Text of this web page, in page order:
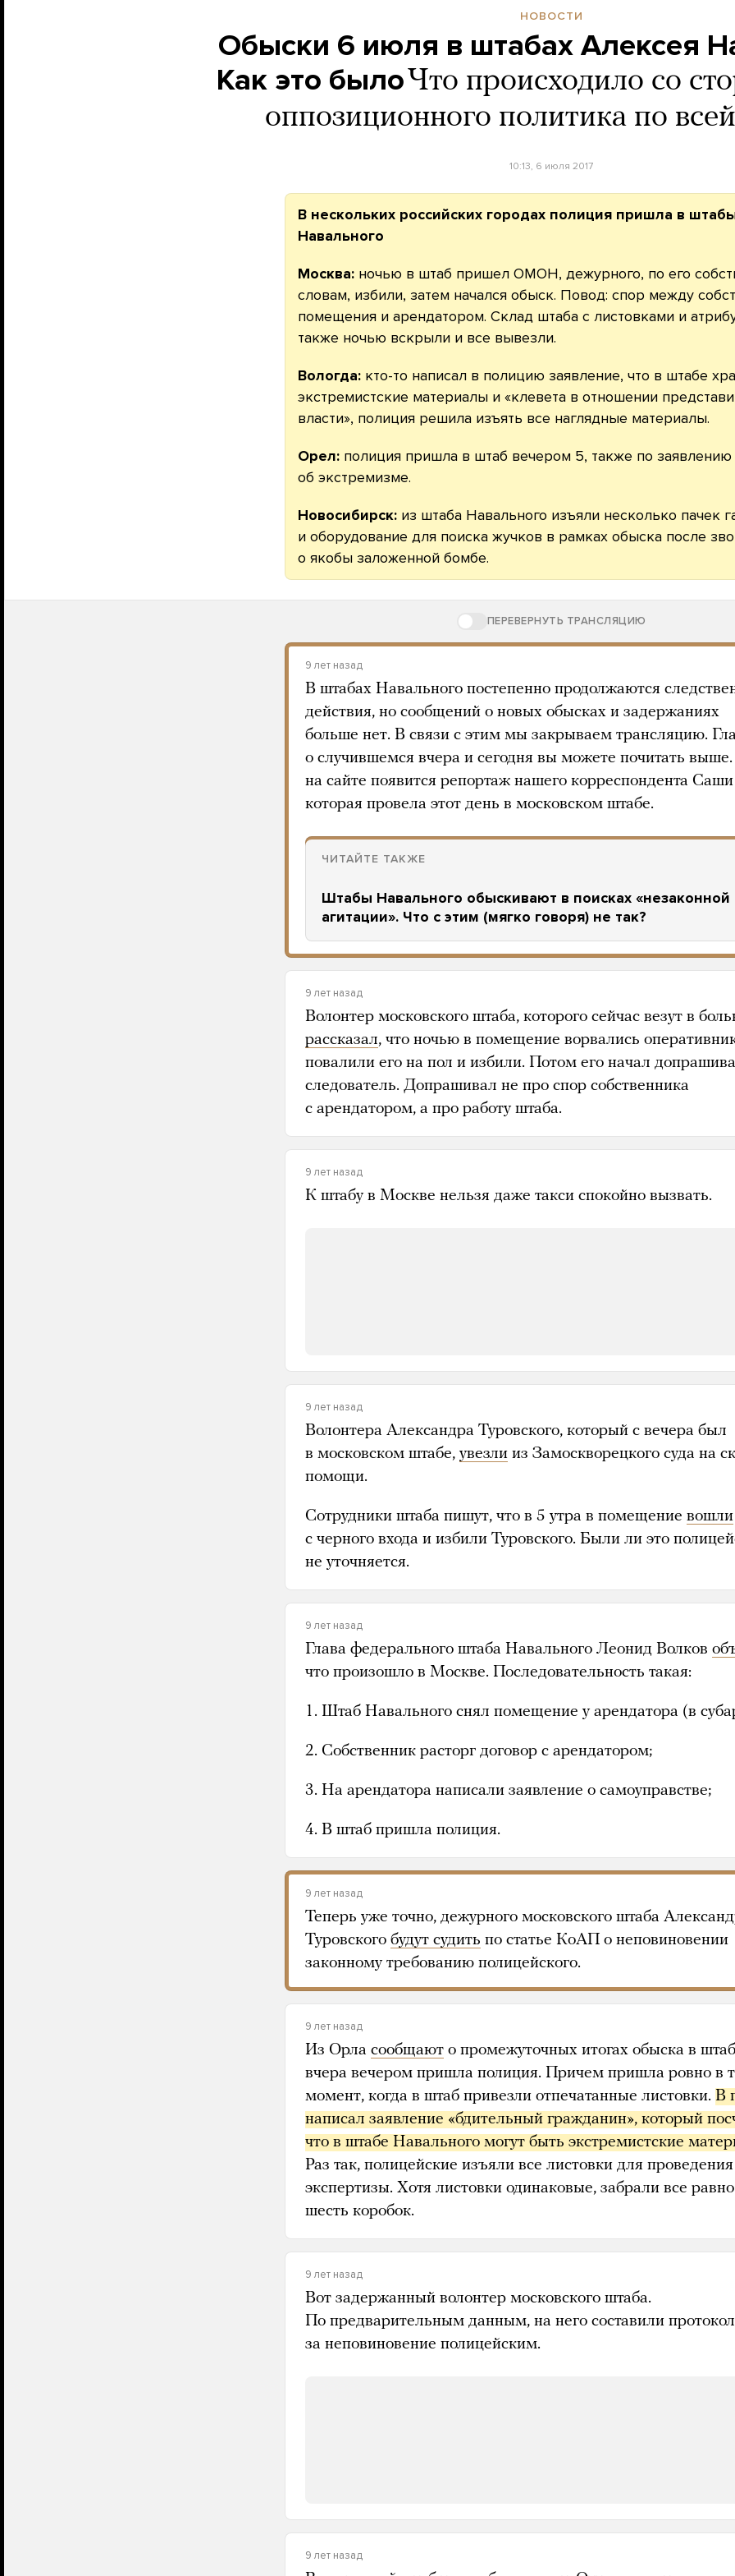
НОВОСТИ
Обыски 6 июля в штабах Алексея
Как это было Что происходило со
оппозиционного политика по
10:13, 6 июля 2017
В нескольких российских городах полиция пришла в
Навального
Москва: ночью в штаб пришел ОМОН, дежурного, по его
словам, избили, затем начался обыск. Повод: спор между
помещения и арендатором. Склад штаба с листовками и
также ночью вскрыли и все вывезли.
Вологда: кто-то написал в полицию заявление, что в штабе
экстремистские материалы и «клевета в отношении
власти», полиция решила изъять все наглядные материалы.
Орел: полиция пришла в штаб вечером 5, также по заявлению
об экстремизме.
Новосибирск: из штаба Навального изъяли несколько пачек
и оборудование для поиска жучков в рамках обыска после
о якобы заложенной бомбе.
ПЕРЕВЕРНУТЬ ТРАНСЛЯЦИЮ
9 лет назад
В штабах Навального постепенно продолжаются
действия, но сообщений о новых обысках и задержаниях
больше нет. В связи с этим мы закрываем трансляцию.
о случившемся вчера и сегодня вы можете почитать
на сайте появится репортаж нашего корреспондента
которая провела этот день в московском штабе.
ЧИТАЙТЕ ТАКЖЕ
Штабы Навального обыскивают в поисках «незаконной
агитации». Что с этим (мягко говоря) не так?
9 лет назад
Волонтер московского штаба, которого сейчас везут в
рассказал, что ночью в помещение ворвались
повалили его на пол и избили. Потом его начал
следователь. Допрашивал не про спор собственника
с арендатором, а про работу штаба.
9 лет назад
К штабу в Москве нельзя даже такси спокойно вызвать.
9 лет назад
Волонтера Александра Туровского, который с вечера был
в московском штабе, увезли из Замоскворецкого суда на
помощи.
Сотрудники штаба пишут, что в 5 утра в помещение вошли
с черного входа и избили Туровского. Были ли это
не уточняется.
9 лет назад
Глава федерального штаба Навального Леонид Волков
что произошло в Москве. Последовательность такая:
1. Штаб Навального снял помещение у арендатора (в
2. Собственник расторг договор с арендатором;
3. На арендатора написали заявление о самоуправстве;
4. В штаб пришла полиция.
9 лет назад
Теперь уже точно, дежурного московского штаба
Туровского будут судить по статье КоАП о неповиновении
законному требованию полицейского.
9 лет назад
Из Орла сообщают о промежуточных итогах обыска в
вчера вечером пришла полиция. Причем пришла ровно в
момент, когда в штаб привезли отпечатанные листовки. В
написал заявление «бдительный гражданин», который
что в штабе Навального могут быть экстремистские
Раз так, полицейские изъяли все листовки для проведения
экспертизы. Хотя листовки одинаковые, забрали все
шесть коробок.
9 лет назад
Вот задержанный волонтер московского штаба.
По предварительным данным, на него составили протокол
за неповиновение полицейским.
9 лет назад